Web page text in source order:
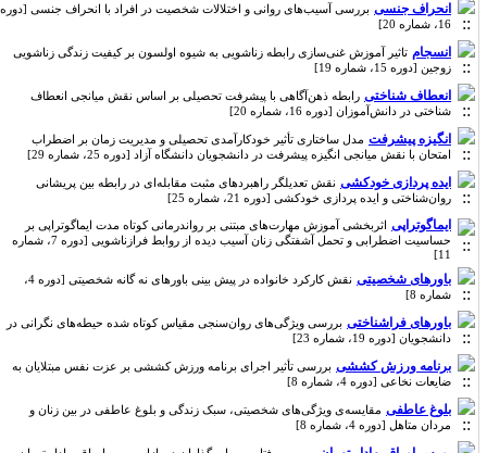
انحراف جنسی بررسی آسیب‌های روانی و اختلالات شخصیت در افراد با انحراف جنسی [دوره
16، شماره 20]
انسجام تاثیر آموزش غنی‌سازی رابطه زناشویی به شیوه اولسون بر کیفیت زندگی زناشویی
زوجین [دوره 15، شماره 19]
انعطاف شناختی رابطه ذهن‌آگاهی با پیشرفت تحصیلی بر اساس نقش میانجی انعطاف
شناختی در دانش‌آموزان [دوره 16، شماره 20]
انگیزه پیشرفت مدل ساختاری تأثیر خودکارآمدی تحصیلی و مدیریت زمان بر اضطراب
امتحان با نقش میانجی انگیزه پیشرفت در دانشجویان دانشگاه آزاد [دوره 25، شماره 29]
ایده پردازی خودکشی نقش تعدیلگر راهبردهای مثبت مقابله‌ای در رابطه بین پریشانی
روان‌شناختی و ایده پردازی خودکشی [دوره 21، شماره 25]
ایماگوتراپی اثربخشی آموزش مهارت‌های مبتنی بر رواندرمانی کوتاه مدت ایماگوتراپی بر
حساسیت اضطرابی و تحمل آشفتگی زنان آسیب دیده از روابط فرازناشویی [دوره 7، شماره
11]
باورهای شخصیتی
نقش کارکرد خانواده در پیش بینی باورهای نه گانه شخصیتی [دوره 4،
شماره 8]
باورهای فراشناختی بررسی ویژگی‌های روان‌سنجی مقیاس کوتاه شده حیطه‌های نگرانی در
دانشجویان [دوره 19، شماره 23]
برنامه ورزش کششی بررسی تأثیر اجرای برنامه ورزش کششی بر عزت نفس مبتلایان به
ضایعات نخاعی [دوره 4، شماره 8]
بلوغ عاطفی مقایسه‌ی ویژگی‌های شخصیتی، سبک زندگی و بلوغ عاطفی در بین زنان و
مردان متاهل [دوره 4، شماره 8]